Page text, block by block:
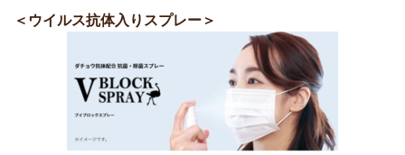
＜ウイルス抗体入りスプレー＞